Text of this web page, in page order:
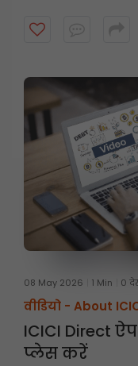
08 May 2026 1 Min 0
वीडियो - About
ICICI Direct
प्लेस करें